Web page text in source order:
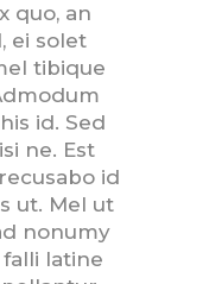
quo, an
ei solet
tibique
id. Sed
ne. Est
id
ut. Mel ut
nonumy
latine